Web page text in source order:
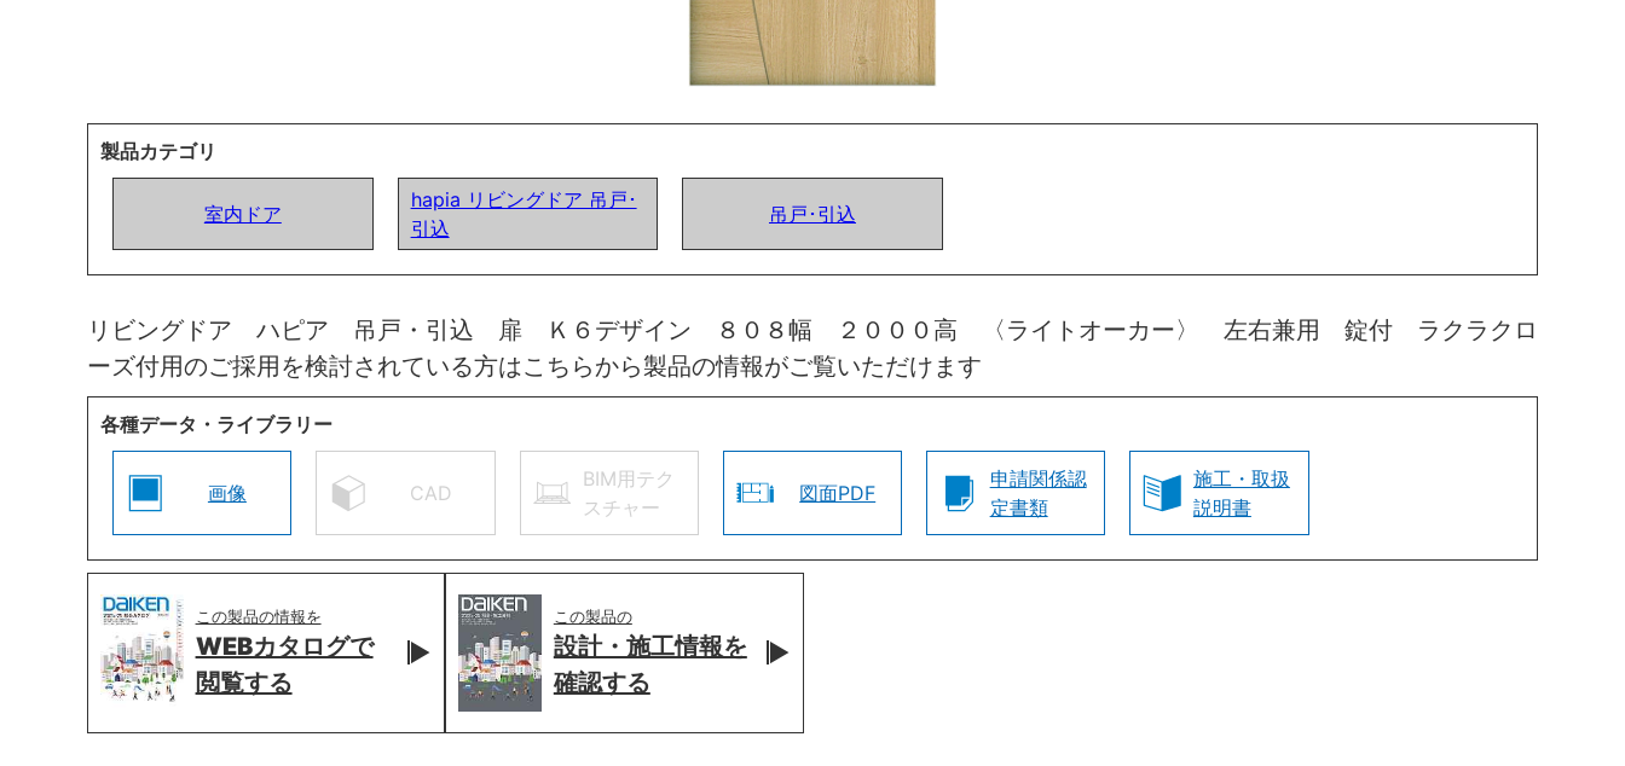
製品カテゴリ
室内ドア
hapia リビングドア 吊戸･
引込
吊戸･引込
リビングドア ハピア 吊戸・引込 扉 Ｋ６デザイン ８０８幅 ２０００高 〈ライトオーカー〉 左右兼用 錠付 ラクラクロ
ーズ付用のご採用を検討されている方はこちらから製品の情報がご覧いただけます
各種データ・ライブラリー
画像 CAD
BIM用テク
スチャー
図面PDF
申請関係認
定書類
施工・取扱
説明書
この製品の情報を
WEBカタログで
閲覧する
この製品の
設計・施工情報を
確認する